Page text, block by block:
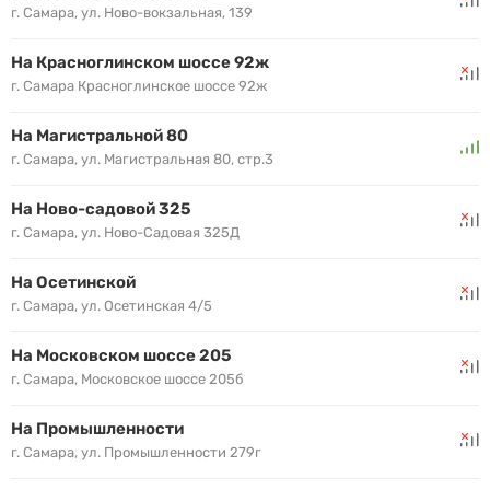
жидкости SsangYong 0578-244021, Fuchs ATF 3292, Caltex 1712.
г. Самара, ул. Ново-вокзальная, 139
На Красноглинском шоссе 92ж
г. Самара Красноглинское шоссе 92ж
На Магистральной 80
г. Самара, ул. Магистральная 80, стр.3
На Ново-садовой 325
г. Самара, ул. Ново-Садовая 325Д
На Осетинской
г. Самара, ул. Осетинская 4/5
На Московском шоссе 205
г. Самара, Московское шоссе 205б
На Промышленности
г. Самара, ул. Промышленности 279г